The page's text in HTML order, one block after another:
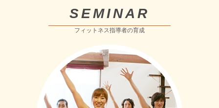
SEMINAR
フィットネス指導者の育成